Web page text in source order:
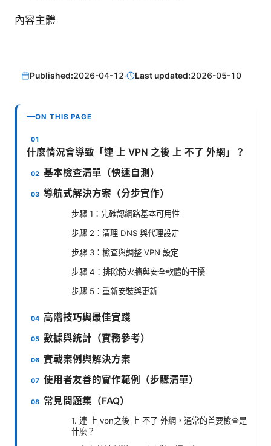
內容主體
Published:2026-04-12· Last updated:2026-05-10
ON THIS PAGE
什麼情況會導致「連 上 VPN 之後 上 不了 外網」？
基本檢查清單（快速自測）
導航式解決方案（分步實作）
步驟 1：先確認網路基本可用性
步驟 2：清理 DNS 與代理設定
步驟 3：檢查與調整 VPN 設定
步驟 4：排除防火牆與安全軟體的干擾
步驟 5：重新安裝與更新
高階技巧與最佳實踐
數據與統計（實務參考）
實戰案例與解決方案
使用者友善的實作範例（步驟清單）
常見問題集（FAQ）
1. 連 上 vpn之後 上 不了 外網，通常的首要檢查是
什麼？